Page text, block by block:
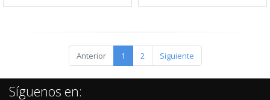
Anterior 1 2 Siguiente
Síguenos en: